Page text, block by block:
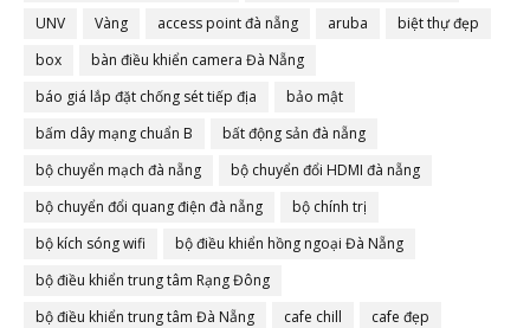
UNV
Vàng access point đà nẵng aruba
biệt thự đẹp
box
bàn điều khiển camera Đà Nẵng
báo giá lắp đặt chống sét tiếp địa
bảo mật
bấm dây mạng chuẩn B
bất động sản đà nẵng
bộ chuyển mạch đà nẵng
bộ chuyển đổi HDMI đà nẵng
bộ chuyển đổi quang điện đà nẵng
bộ chính trị
bộ kích sóng wifi
bộ điều khiển hồng ngoại Đà Nẵng
bộ điều khiển trung tâm Rạng Đông
bộ điều khiển trung tâm Đà Nẵng
cafe chill
cafe đẹp